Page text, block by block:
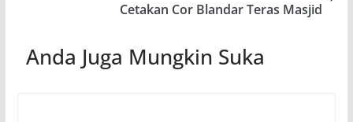
Cetakan Cor Blandar Teras Masjid
Anda Juga Mungkin Suka